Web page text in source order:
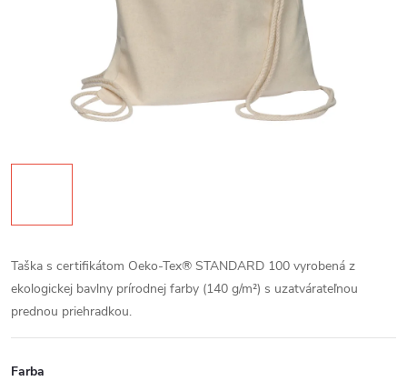
Taška s certifikátom Oeko-Tex® STANDARD 100 vyrobená z
ekologickej bavlny prírodnej farby (140 g/m²) s uzatvárateľnou
prednou priehradkou.
Farba